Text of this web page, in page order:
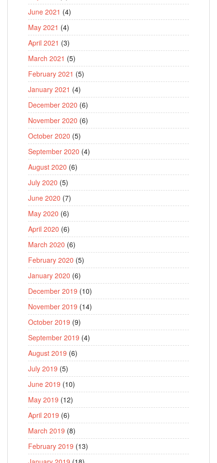
June 2021 (4)
May 2021 (4)
April 2021 (3)
March 2021 (5)
February 2021 (5)
January 2021 (4)
December 2020 (6)
November 2020 (6)
October 2020 (5)
September 2020 (4)
August 2020 (6)
July 2020 (5)
June 2020 (7)
May 2020 (6)
April 2020 (6)
March 2020 (6)
February 2020 (5)
January 2020 (6)
December 2019 (10)
November 2019 (14)
October 2019 (9)
September 2019 (4)
August 2019 (6)
July 2019 (5)
June 2019 (10)
May 2019 (12)
April 2019 (6)
March 2019 (8)
February 2019 (13)